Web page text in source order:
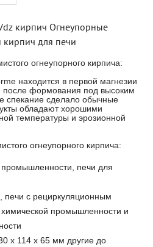
кирпич Огнеупорные
кирпич для печи
огнеупорного кирпича:
находится в первой магнезии
после формования под высоким
спекание сделало обычные
обладают хорошими
температуры и эрозионной
огнеупорного кирпича:
промышленности, печи для
печи с рециркуляционным
промышленности и
x 114 x 65 мм другие до